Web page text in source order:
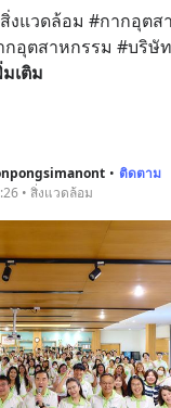
งแวดล้อม #กากอุตส
กอุตสาหกรรม #บริษั
มเติม
• ติดตาม
• สิ่งแวดล้อม